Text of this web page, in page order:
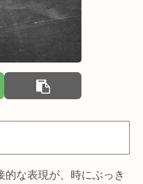
な表現が、時にぶっき